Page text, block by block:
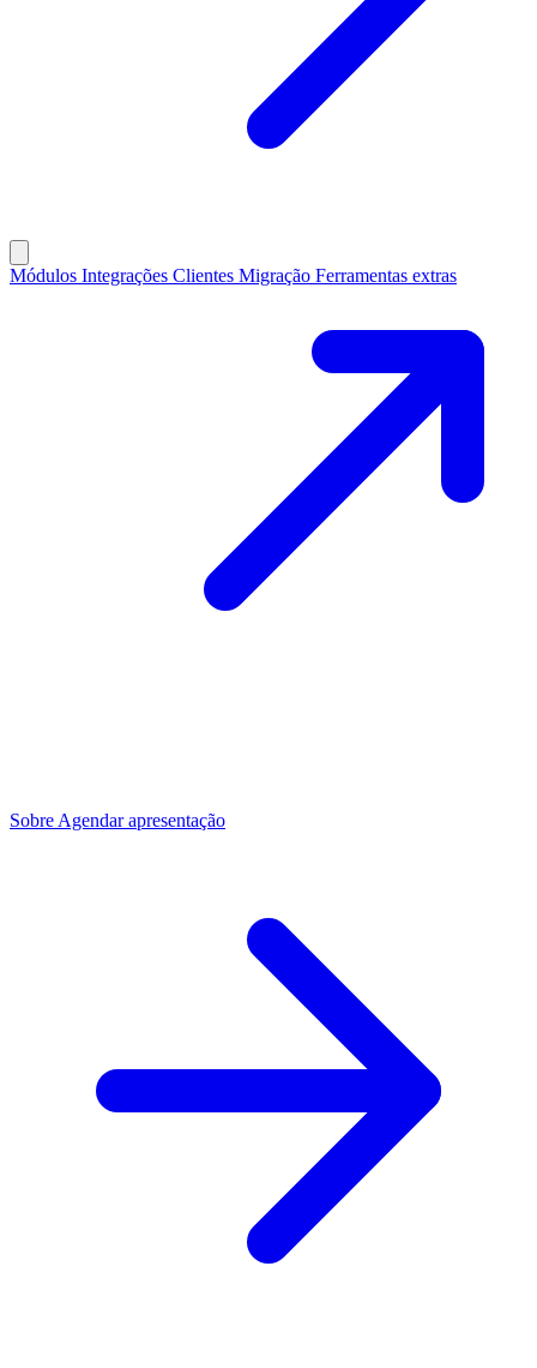
Módulos Integrações Clientes Migração Ferramentas extras
Sobre Agendar apresentação